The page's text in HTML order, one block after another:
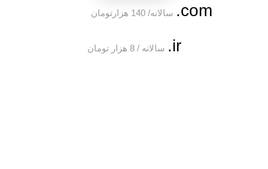
com. سالانه/ 140 هزارتومان
ir. سالانه / 8 هزار تومان